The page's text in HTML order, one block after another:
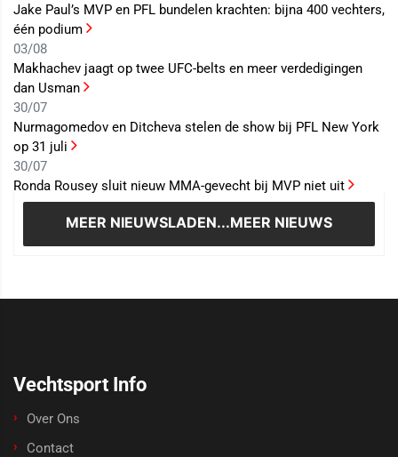
Jake Paul’s MVP en PFL bundelen krachten: bijna 400 vechters,
één podium
03/08
Makhachev jaagt op twee UFC-belts en meer verdedigingen
dan Usman
30/07
Nurmagomedov en Ditcheva stelen de show bij PFL New York
op 31 juli
30/07
Ronda Rousey sluit nieuw MMA-gevecht bij MVP niet uit
MEER NIEUWSLADEN...MEER NIEUWS
Vechtsport Info
Over Ons
Contact